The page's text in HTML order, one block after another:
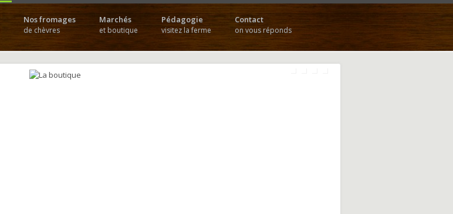
Nos fromages
de chèvres
Marchés
et boutique
Pédagogie
visitez la ferme
Contact
on vous réponds